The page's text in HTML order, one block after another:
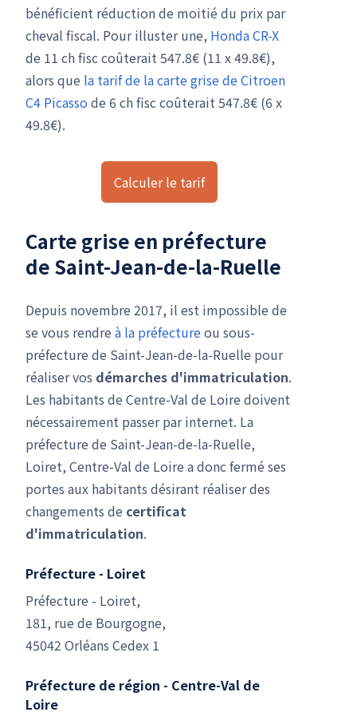
bénéficient réduction de moitié du prix par
cheval fiscal. Pour illuster une, Honda CR-X
de 11 ch fisc coûterait 547.8€ (11 x 49.8€),
alors que la tarif de la carte grise de Citroen
C4 Picassode 6 ch fisc coûterait 547.8€ (6 x
49.8€).
Calculer le tarif
Carte grise en préfecture
de Saint-Jean-de-la-Ruelle
Depuis novembre 2017, il est impossible de
se vous rendre à la préfectureou sous-
préfecture de Saint-Jean-de-la-Ruelle pour
réaliser vos démarches d'immatriculation.
Les habitants de Centre-Val de Loire doivent
nécessairement passer par internet. La
préfecture de Saint-Jean-de-la-Ruelle,
Loiret, Centre-Val de Loire a donc fermé ses
portes aux habitants désirant réaliser des
changements de certificat
d'immatriculation.
Préfecture - Loiret
Préfecture - Loiret,
181, rue de Bourgogne,
45042 Orléans Cedex 1
Préfecture de région - Centre-Val de
Loire